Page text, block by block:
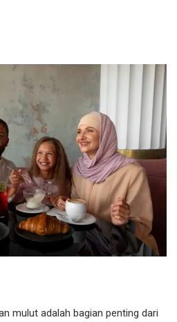
mulut adalah bagian penting dari